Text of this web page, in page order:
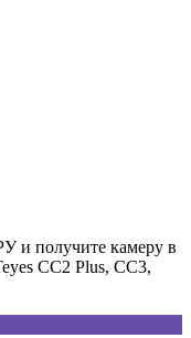
получите камеру в
CC2 Plus, CC3,